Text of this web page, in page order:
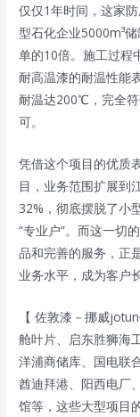
仅仅1年时间，这家
型石化企业5000m³
单的10倍。施工过程
耐高温漆的耐温性能
耐温达200℃，完全
可。
凭借这个项目的优质
目，业务范围扩展到
32%，彻底摆脱了小
“专业户”。而这一切
品和完善的服务，正
业务水平，成为客户
【 佐敦漆－挪威
舱叶片、启东胜狮海
洋浦商储库、国电联
酋迪拜港、阳西电厂
馆等，这些大型项目